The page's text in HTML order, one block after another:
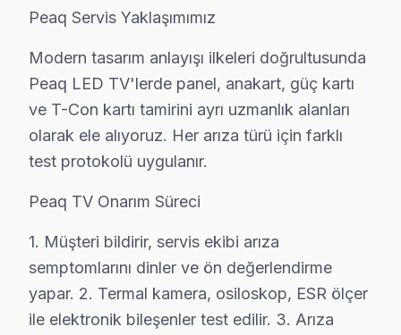
• Sarıyer'de arıza anında teşhis ve müdahale
• Sarıyer'de 2 yıl işçilik garantisi
Peaq LED TV ürünleriniz için Sarıyer'de güvenilir ve
Sarıyer Peaq TV Arızaları – Televizyonunuz
Ekran tamamen karardıysa ya da görüntü titriyorsa,
Peaq Smart televizyon platformunda yaşanan donma,
Sarıyer bölgesinde bu TV ekran tamiri için teklif
Sarıyer'da Peaq Yıllık Bakım Sözleşmesi –
Peaq Servis Yaklaşımımız
Modern tasarım anlayışı ilkeleri doğrultusunda
Peaq LED TV'lerde panel, anakart, güç kartı
ve T-Con kartı tamirini ayrı uzmanlık alanları
olarak ele alıyoruz. Her arıza türü için farklı
test protokolü uygulanır.
Peaq TV Onarım Süreci
1. Müşteri bildirir, servis ekibi arıza
semptomlarını dinler ve ön değerlendirme
yapar. 2. Termal kamera, osiloskop, ESR ölçer
ile elektronik bileşenler test edilir. 3. Arıza